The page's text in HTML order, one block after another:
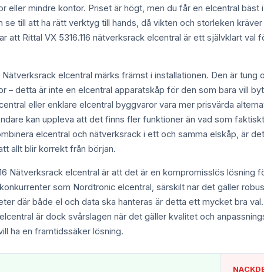
eller mindre kontor. Priset är högt, men du får en elcentral
se till att ha rätt verktyg till hands, då vikten och storleken
att Rittal VX 5316.116 nätverksrack elcentral är ett självklart
Nätverksrack elcentral märks främst i installationen. Den är
– detta är inte en elcentral apparatskåp för den som bara vill
eller enklare elcentral byggvaror vara mer prisvärda
kan uppleva att det finns fler funktioner än vad som
elcentral och nätverksrack i ett och samma elskåp, är
allt blir korrekt från början.
Nätverksrack elcentral är att det är en kompromisslös
som Nordtronic elcentral, särskilt när det gäller
där både el och data ska hanteras är detta ett mycket bra
är dock svårslagen när det gäller kvalitet och
ha en framtidssäker lösning.